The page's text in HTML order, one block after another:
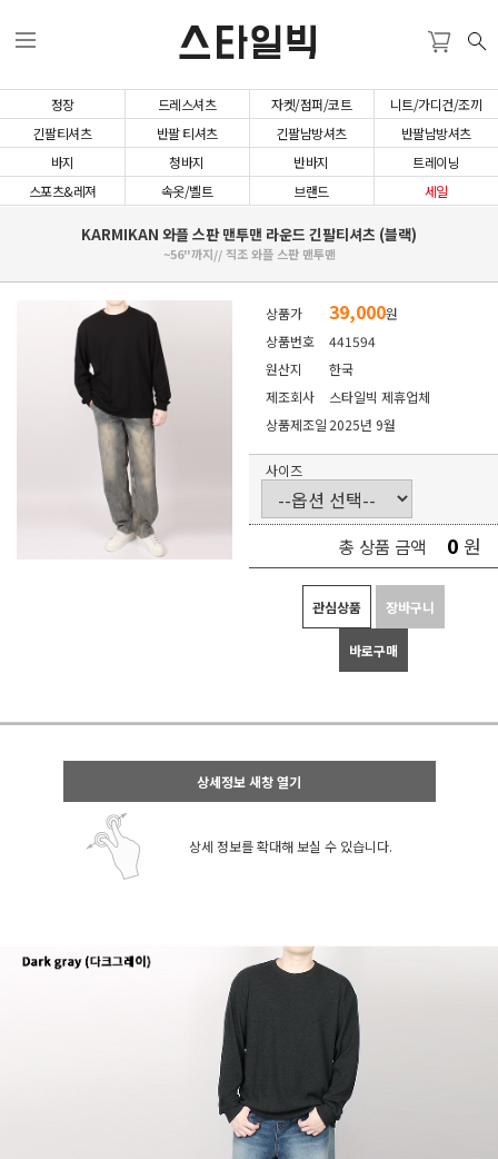
스타일빅
정장 드레스셔츠 자켓/점퍼/코트
니트/가디건/조끼
긴팔티셔츠
반팔 티셔츠 긴팔남방셔츠
반팔남방셔츠
바지
청바지 반바지
트레이닝
스포츠&레져
속옷/벨트 브랜드 세일
KARMIKAN 와플 스판 맨투맨 라운드 긴팔티셔츠 (블랙)
~56"까지// 직조 와플 스판 맨투맨
상품가 39,000원
상품번호
441594
원산지
한국
제조회사
스타일빅 제휴업체
상품제조일 2025년 9월
사이즈
총 상품 금액 0 원
관심상품 장바구니
바로구매
상세정보 새창 열기
상세 정보를 확대해 보실 수 있습니다.